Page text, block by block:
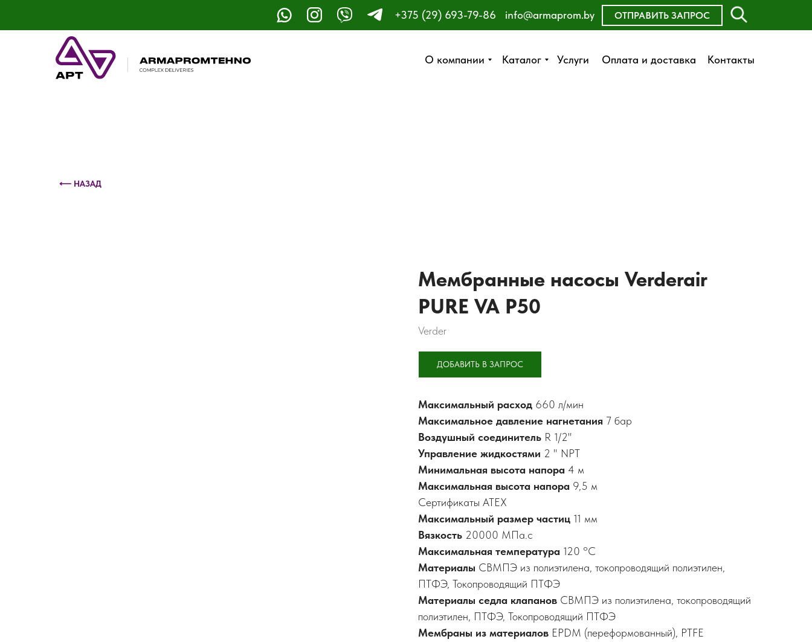
О компании Каталог Услуги Оплата и доставка Контакты
+375 (29) 693-79-86 ОТПРАВИТЬ ЗАПРОС
info@armaprom.by
О компании Каталог Услуги Оплата и доставка Контакты
ОСТАВИТЬ ЗАЯВКУ
ЗАКАЗАТЬ ЗВОНОК
⟵ НАЗАД
Мембранные насосы Verderair
PURE VA P50
Verder
ДОБАВИТЬ В ЗАПРОС
Максимальный расход 660 л/мин
Максимальное давление нагнетания 7 бар
Воздушный соединитель R 1/2"
Управление жидкостями 2 " NPT
Минимальная высота напора 4 м
Максимальная высота напора 9,5 м
Сертификаты ATEX
Максимальный размер частиц 11 мм
Вязкость 20000 МПа.с
Максимальная температура 120 °C
Материалы СВМПЭ из полиэтилена, токопроводящий полиэтилен,
ПТФЭ, Токопроводящий ПТФЭ
Материалы седла клапанов СВМПЭ из полиэтилена, токопроводящий
полиэтилен, ПТФЭ, Токопроводящий ПТФЭ
Мембраны из материалов EPDM (переформованный), PTFE